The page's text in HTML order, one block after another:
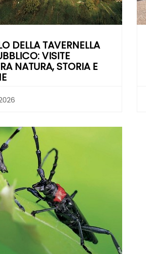
DELLA TAVERNELLA
VISITE
NATURA, STORIA E